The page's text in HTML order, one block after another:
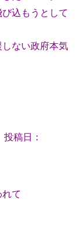
込もうとして
ない政府本気
稿日：
て